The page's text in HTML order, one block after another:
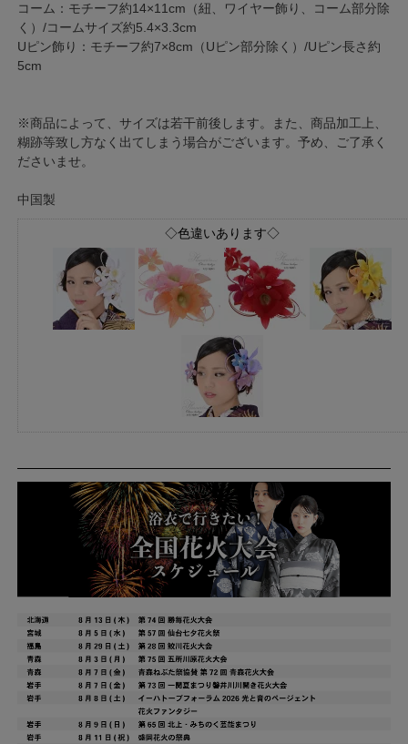
コーム：モチーフ約14×11cm（紐、ワイヤー飾り、コーム部分除
く）/コームサイズ約5.4×3.3cm
Uピン飾り：モチーフ約7×8cm（Uピン部分除く）/Uピン長さ約
5cm
※商品によって、サイズは若干前後します。また、商品加工上、
糊跡等致し方なく出てしまう場合がございます。予め、ご了承く
ださいませ。
中国製
◇色違いあります◇